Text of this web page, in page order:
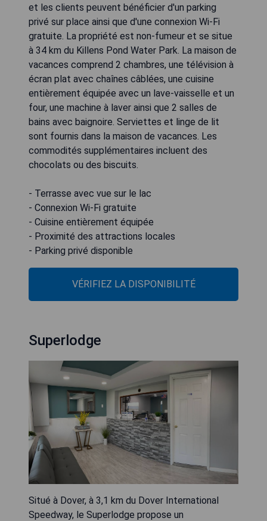
et les clients peuvent bénéficier d'un parking
privé sur place ainsi que d'une connexion Wi-Fi
gratuite. La propriété est non-fumeur et se situe
à 34 km du Killens Pond Water Park. La maison de
vacances comprend 2 chambres, une télévision à
écran plat avec chaînes câblées, une cuisine
entièrement équipée avec un lave-vaisselle et un
four, une machine à laver ainsi que 2 salles de
bains avec baignoire. Serviettes et linge de lit
sont fournis dans la maison de vacances. Les
commodités supplémentaires incluent des
chocolats ou des biscuits.
- Terrasse avec vue sur le lac
- Connexion Wi-Fi gratuite
- Cuisine entièrement équipée
- Proximité des attractions locales
- Parking privé disponible
VÉRIFIEZ LA DISPONIBILITÉ
Superlodge
Situé à Dover, à 3,1 km du Dover International
Speedway, le Superlodge propose un